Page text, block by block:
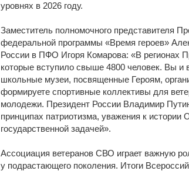
уровнях в 2026 году.
Заместитель полномочного представителя
федеральной программы «Время героев»
России в ПФО Игоря Комарова: «В регионах
которые вступило свыше 4800 человек. Вы и
школьные музеи, посвященные Героям,
формируете спортивные коллективы для
молодежи. Президент России Владимир
принципах патриотизма, уважения к истории
государственной задачей».
Ассоциация ветеранов СВО играет важную
у подрастающего поколения. Итоги